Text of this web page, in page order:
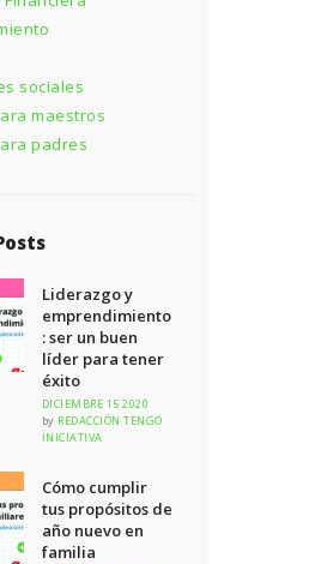
sociales
maestros
padres
Liderazgo y
emprendimiento
: ser un buen
líder para tener
éxito
DICIEMBRE 15 2020
by REDACCIÓN TENGO
INICIATIVA
Cómo cumplir
tus propósitos de
año nuevo en
familia